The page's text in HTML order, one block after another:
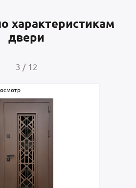
характеристикам
двери
4 / 12